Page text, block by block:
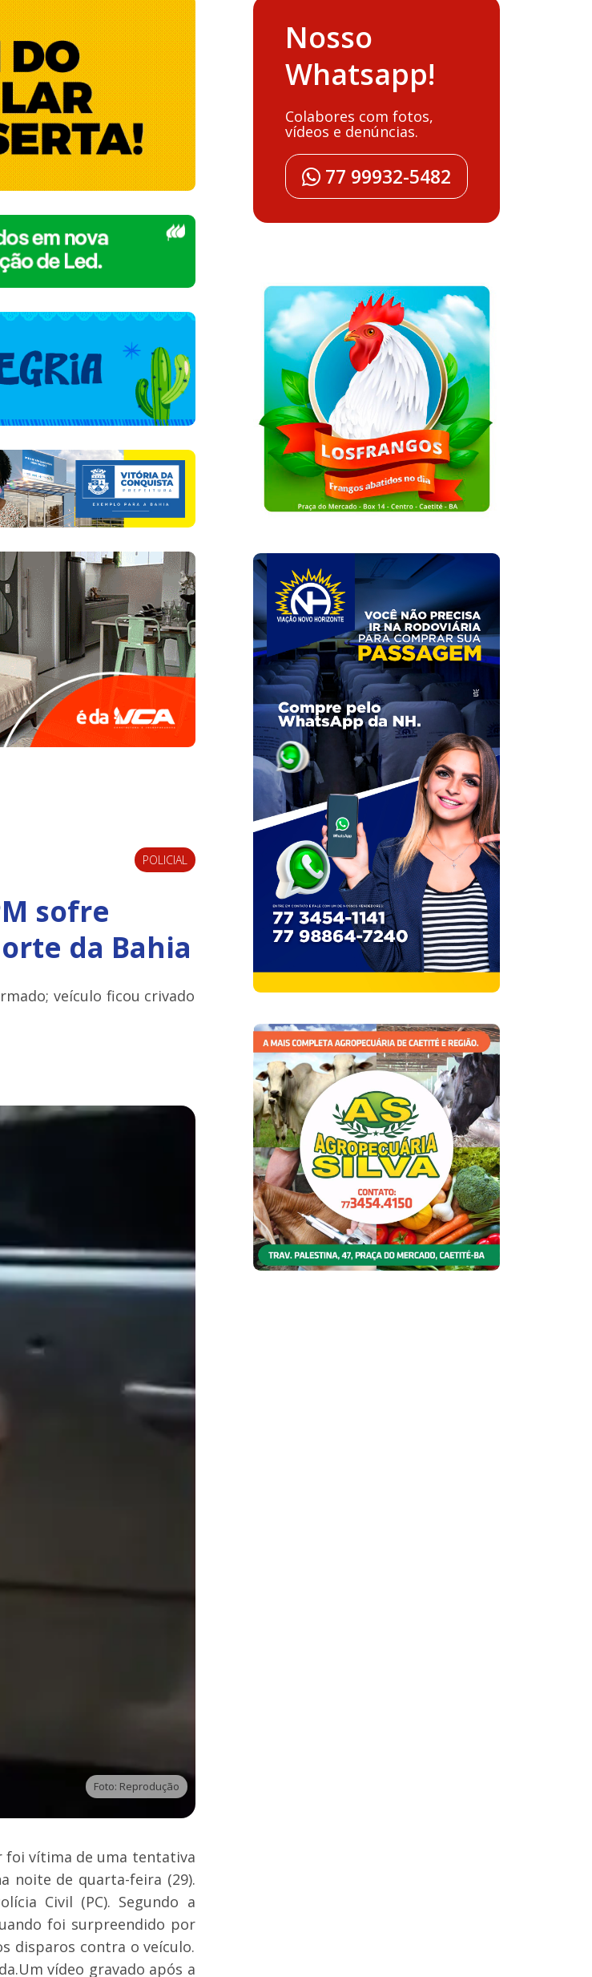
POLICIAL
sofre
da Bahia
veículo ficou crivado
Foto: Reprodução
foi vítima de uma tentativa
noite de quarta-feira (29).
Civil (PC). Segundo a
foi surpreendido por
disparos contra o veículo.
vídeo gravado após a
Nosso
Whatsapp!
Colabores com fotos,
vídeos e denúncias.
77 99932-5482